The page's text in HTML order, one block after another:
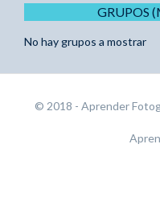
GRUPOS
No hay grupos a mostrar
© 2018 - Aprender